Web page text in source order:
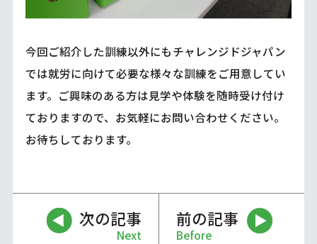
今回ご紹介した訓練以外にもチャレンジドジャパン
では就労に向けて必要な様々な訓練をご用意してい
ます。ご興味のある方は見学や体験を随時受け付け
ておりますので、お気軽にお問い合わせください。
お待ちしております。
次の記事
Next
前の記事
Before